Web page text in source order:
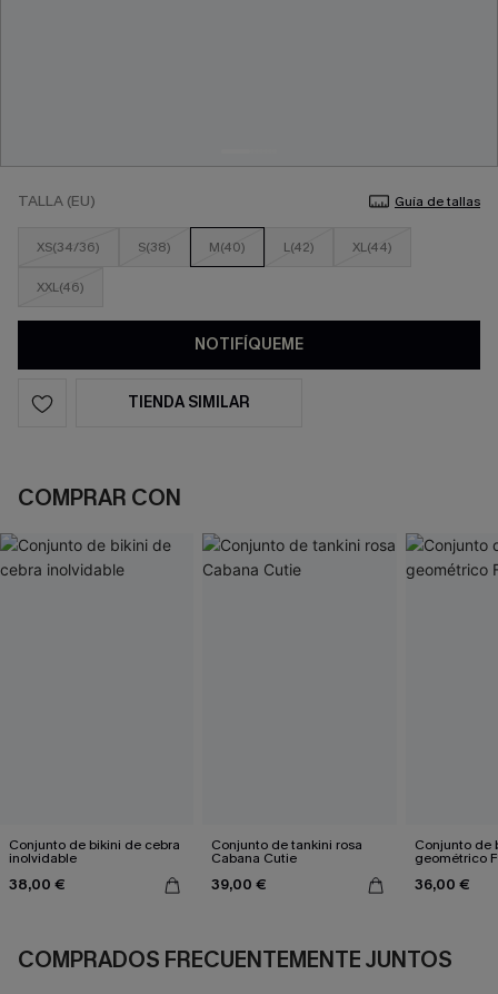
TALLA (EU) Guía de tallas
XS(34/36) S(38) M(40) L(42) XL(44)
XXL(46)
NOTIFÍQUEME
TIENDA SIMILAR
COMPRAR CON
Conjunto de bikini de cebra
inolvidable
38,00 €
Conjunto de tankini rosa
Cabana Cutie
39,00 €
Conjunto de
geométrico
36,00 €
COMPRADOS FRECUENTEMENTE JUNTOS